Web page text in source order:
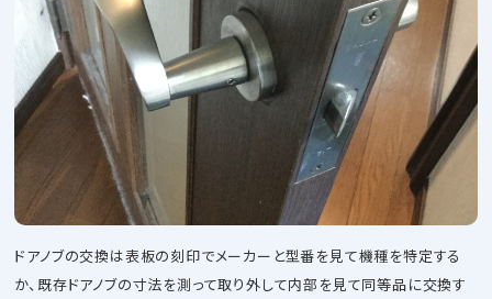
ドアノブの交換は表板の刻印でメーカーと型番を見て機種を特定する
か、既存ドアノブの寸法を測って取り外して内部を見て同等品に交換す